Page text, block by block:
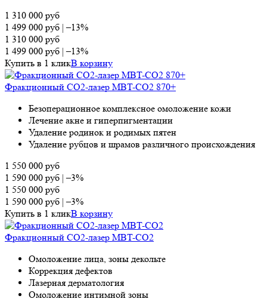
1 310 000 руб
1 499 000 руб |–13%
1 310 000 руб
1 499 000 руб |–13%
Купить в 1 кликВ корзину
Фракционный СО2-лазер MBT-CO2 870+
Безоперационное комплексное омоложение кожи
Лечение акне и гиперпигментации
Удаление родинок и родимых пятен
Удаление рубцов и шрамов различного происхождения
1 550 000 руб
1 590 000 руб |–3%
1 550 000 руб
1 590 000 руб |–3%
Купить в 1 кликВ корзину
Фракционный CO2-лазер MBT-CO2
Омоложение лица, зоны декольте
Коррекция дефектов
Лазерная дерматология
Омоложение интимной зоны